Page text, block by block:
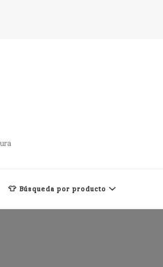
👕 Búsqueda por producto